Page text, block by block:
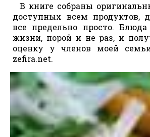
В книге собраны
доступных всем продуктов,
все предельно просто.
жизни, порой и не раз, и
оценку у членов моей
zefira.net.